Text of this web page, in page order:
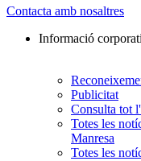
Contacta amb nosaltres
Informació
Publicitat
Consulta tot
Totes les
Manresa
Totes les